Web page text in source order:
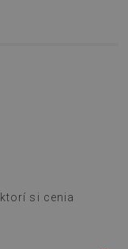
si cenia